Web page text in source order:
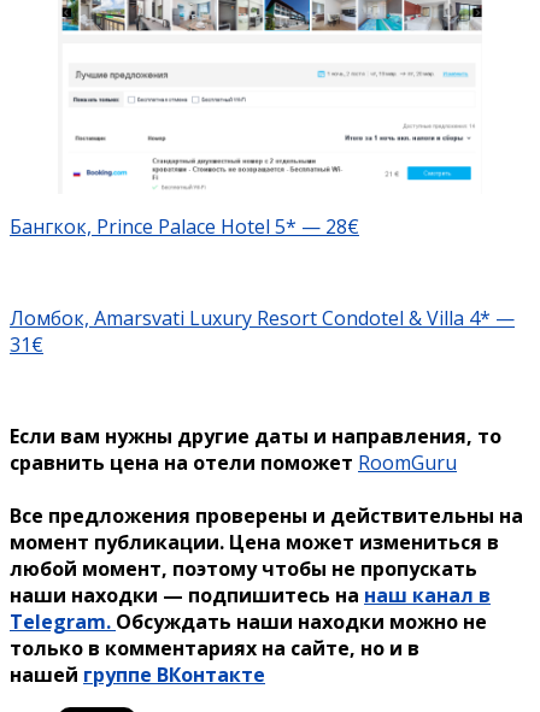
Бангкок, Prince Palace Hotel 5* — 28€
Ломбок, Amarsvati Luxury Resort Condotel & Villa 4* —
31€
Если вам нужны другие даты и направления, то
сравнить цена на отели поможет RoomGuru
Все предложения проверены и действительны на
момент публикации. Цена может измениться в
любой момент, поэтому чтобы не пропускать
наши находки — подпишитесь на наш канал в
Telegram. Обсуждать наши находки можно не
только в комментариях на сайте, но и в
нашей группе ВКонтакте